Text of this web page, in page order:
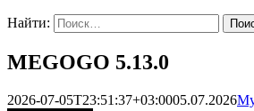
Найти:
MEGOGO 5.13.0
2026-07-05T23:51:37+03:0005.07.2026